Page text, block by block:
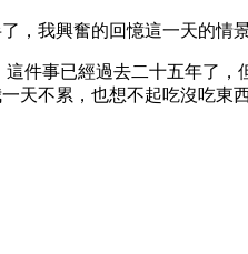
，我興奮的回憶這一天的情景
件事已經過去二十五年了，
不累，也想不起吃沒吃東